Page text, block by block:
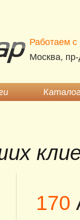
Работаем
Москва,
170